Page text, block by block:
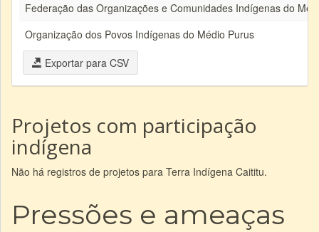
Federação das Organizações e Comunidades Indígenas do
Organização dos Povos Indígenas do Médio Purus
Exportar para CSV
Projetos com participação
indígena
Não há registros de projetos para Terra Indígena Caititu.
Pressões e ameaças